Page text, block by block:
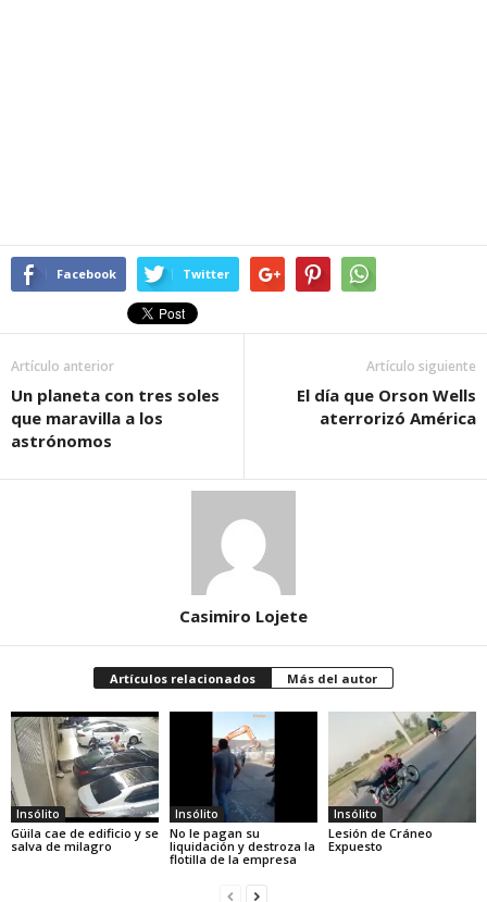
Facebook Twitter
Artículo anterior
Un planeta con tres soles
que maravilla a los
astrónomos
Artículo siguiente
El día que Orson Wells
aterrorizó América
Casimiro Lojete
Artículos relacionados Más del autor
Insólito
Güila cae de edificio y se
salva de milagro
Insólito
No le pagan su
liquidación y destroza la
flotilla de la empresa
Insólito
Lesión de Cráneo
Expuesto